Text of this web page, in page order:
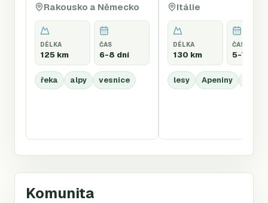
Rakousko a Německo
DÉLKA
125 km
ČAS
6-8 dní
řeka alpy vesnice
Itálie
DÉLKA
130 km
ČAS
5-7 dní
lesy Apeniny
Komunita